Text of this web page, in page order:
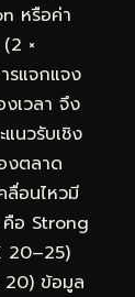
หรือค่า
×
รแจกแจง
เวลา จึง
นวรับเชิง
งตลาด
ลื่อนไหวมี
อ Strong
20–25)
20) ข้อมูล